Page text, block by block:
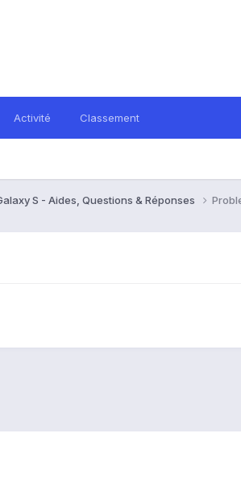
Activité Classement
S - Aides, Questions & Réponses